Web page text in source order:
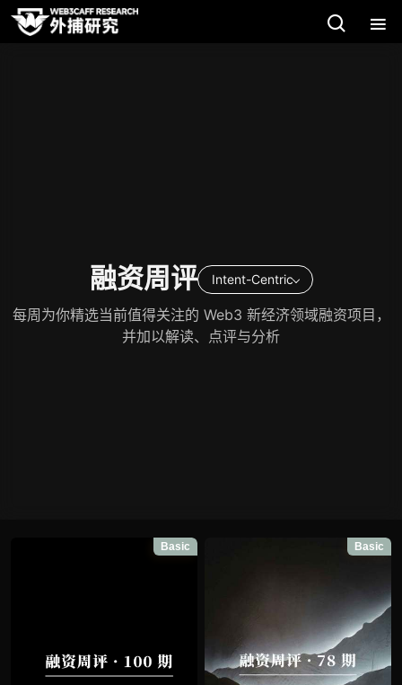
融资周评 Intent-Centric
每周为你精选当前值得关注的 Web3 新经济领域融资项目，
并加以解读、点评与分析
Basic Basic